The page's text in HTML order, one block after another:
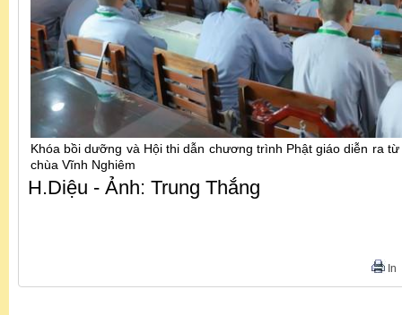
Khóa bồi dưỡng và Hội thi dẫn chương trình Phật giáo diễn ra
chùa Vĩnh Nghiêm
H.Diệu - Ảnh: Trung Thắng
In